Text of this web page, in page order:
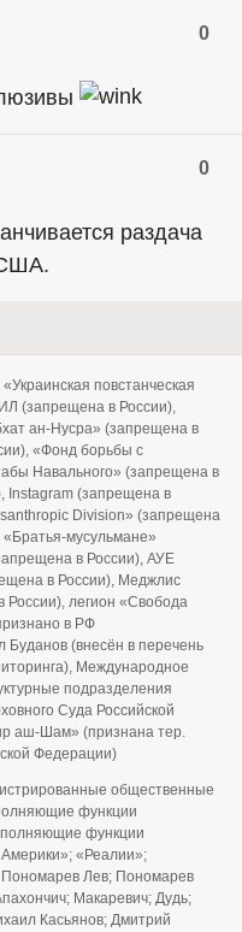
0
0
раздача
США.
повстанческая
(запрещена в России),
ан-Нусра» (запрещена в
«Фонд борьбы с
Навального» (запрещена в
Instagram (запрещена в
Division» (запрещена
мусульмане»
в России), АУЕ
в России), Меджлис
России), легион «Свобода
в РФ
Буданов (внесён в перечень
Международное
подразделения
Суда Российской
аш-Шам» (признана тер.
Федерации)
общественные
функции
функции
«Реалии»;
Лев; Пономарев
Макаревич; Дудь;
Касьянов; Дмитрий